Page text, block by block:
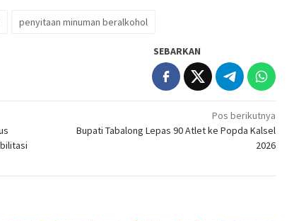
penyitaan minuman beralkohol
SEBARKAN
Pos berikutnya
Bupati Tabalong Lepas 90 Atlet ke Popda Kalsel
2026